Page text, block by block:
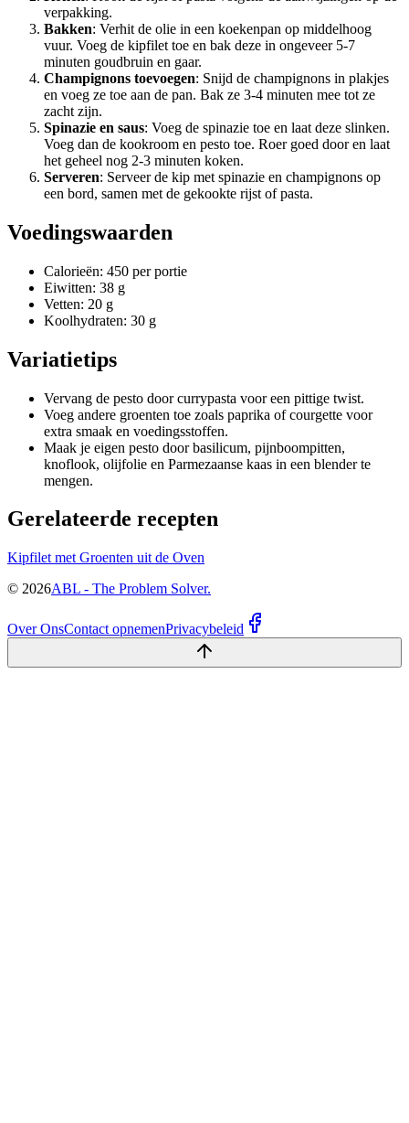
verpakking.
Bakken: Verhit de olie in een koekenpan op middelhoog
vuur. Voeg de kipfilet toe en bak deze in ongeveer 5-7
minuten goudbruin en gaar.
Champignons toevoegen: Snijd de champignons in plakjes
en voeg ze toe aan de pan. Bak ze 3-4 minuten mee tot ze
zacht zijn.
Spinazie en saus: Voeg de spinazie toe en laat deze slinken.
Voeg dan de kookroom en pesto toe. Roer goed door en laat
het geheel nog 2-3 minuten koken.
Serveren: Serveer de kip met spinazie en champignons op
een bord, samen met de gekookte rijst of pasta.
Voedingswaarden
Calorieën: 450 per portie
Eiwitten: 38 g
Vetten: 20 g
Koolhydraten: 30 g
Variatietips
Vervang de pesto door currypasta voor een pittige twist.
Voeg andere groenten toe zoals paprika of courgette voor
extra smaak en voedingsstoffen.
Maak je eigen pesto door basilicum, pijnboompitten,
knoflook, olijfolie en Parmezaanse kaas in een blender te
mengen.
Gerelateerde recepten
Kipfilet met Groenten uit de Oven
© 2026ABL - The Problem Solver.
Over OnsContact opnemenPrivacybeleid